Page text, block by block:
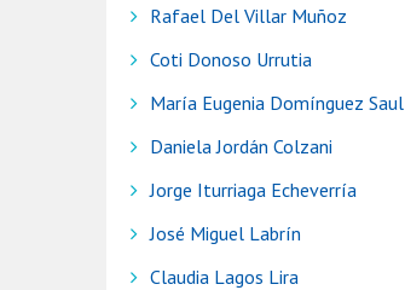
Rafael Del Villar Muñoz
Coti Donoso Urrutia
María Eugenia Domínguez Saul
Daniela Jordán Colzani
Jorge Iturriaga Echeverría
José Miguel Labrín
Claudia Lagos Lira